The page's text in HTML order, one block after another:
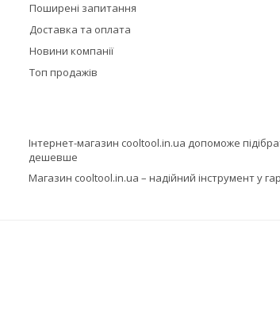
Поширені запитання
Доставка та оплата
Новини компанії
Топ продажів
Інтернет-магазин cooltool.in.ua допоможе
дешевше
Магазин cooltool.in.ua – надійний інструмент у